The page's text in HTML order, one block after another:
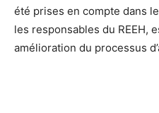
été prises en compte dans
les responsables du REEH,
amélioration du processus